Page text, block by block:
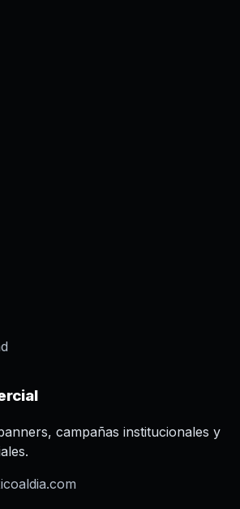
campañas institucionales y